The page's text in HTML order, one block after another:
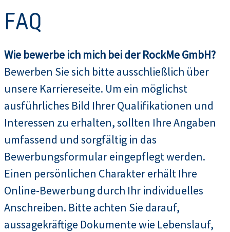
FAQ
Wie bewerbe ich mich bei der RockMe GmbH?
Bewerben Sie sich bitte ausschließlich über
unsere Karriereseite. Um ein möglichst
ausführliches Bild Ihrer Qualifikationen und
Interessen zu erhalten, sollten Ihre Angaben
umfassend und sorgfältig in das
Bewerbungsformular eingepflegt werden.
Einen persönlichen Charakter erhält Ihre
Online-Bewerbung durch Ihr individuelles
Anschreiben. Bitte achten Sie darauf,
aussagekräftige Dokumente wie Lebenslauf,